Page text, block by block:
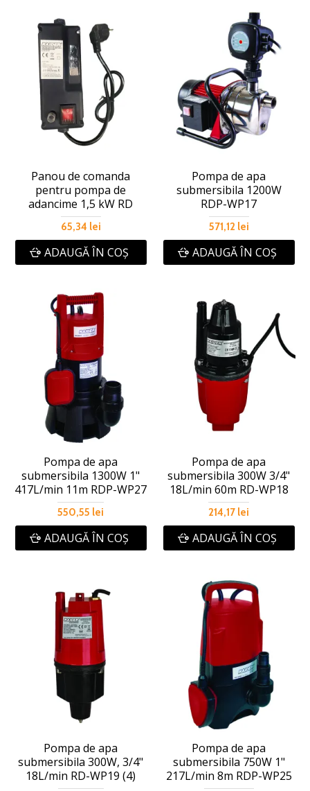
Panou de comanda
pentru pompa de
adancime 1,5 kW RD
65,34 lei
ADAUGĂ ÎN COŞ
Pompa de apa
submersibila 1200W
RDP-WP17
571,12 lei
ADAUGĂ ÎN COŞ
Pompa de apa
submersibila 1300W 1"
417L/min 11m RDP-WP27
550,55 lei
ADAUGĂ ÎN COŞ
Pompa de apa
submersibila 300W 3/4"
18L/min 60m RD-WP18
214,17 lei
ADAUGĂ ÎN COŞ
Pompa de apa
submersibila 300W, 3/4"
18L/min RD-WP19 (4)
Pompa de apa
submersibila 750W 1"
217L/min 8m RDP-WP25